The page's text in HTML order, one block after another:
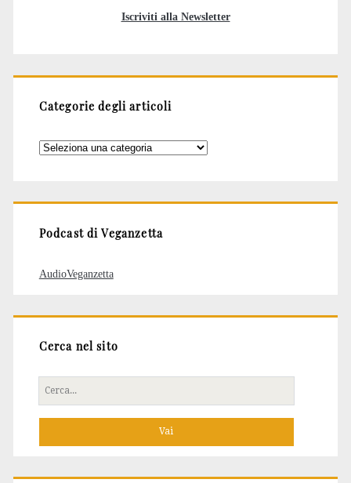
Iscriviti alla Newsletter
Categorie degli articoli
Categorie
Podcast di Veganzetta
AudioVeganzetta
Cerca nel sito
Cerca
per: